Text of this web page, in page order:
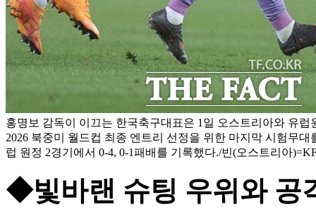
홍명보 감독이 이끄는 한국축구대표은 1일 오스트리아와 유럽
2026 북중미 월드컵 최종 엔트리 선정을 위한 마지막 시험무대
럽 원정 2경기에서 0-4, 0-1패배를 기록했다./빈(오스트리아
◆빛바랜 슈팅 우위와 공